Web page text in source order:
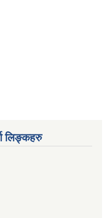
लिङ्कहरु